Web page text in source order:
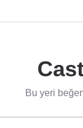
Bu yeri